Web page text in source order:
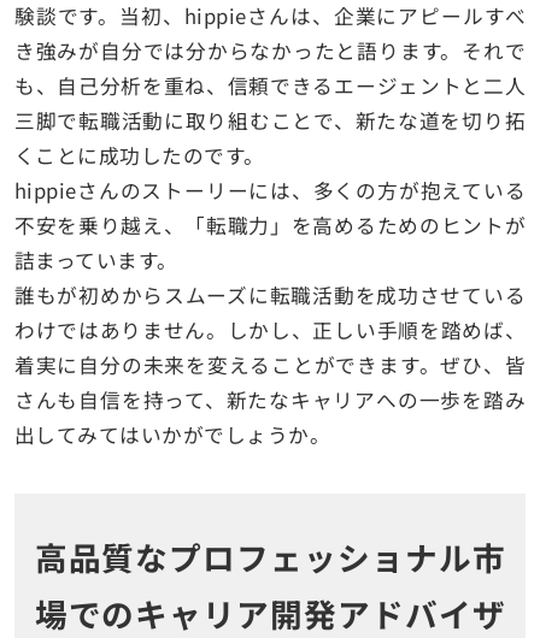
験談です。当初、hippieさんは、企業にアピールすべ
き強みが自分では分からなかったと語ります。それで
も、自己分析を重ね、信頼できるエージェントと二人
三脚で転職活動に取り組むことで、新たな道を切り拓
くことに成功したのです。
hippieさんのストーリーには、多くの方が抱えている
不安を乗り越え、「転職力」を高めるためのヒントが
詰まっています。
誰もが初めからスムーズに転職活動を成功させている
わけではありません。しかし、正しい手順を踏めば、
着実に自分の未来を変えることができます。ぜひ、皆
さんも自信を持って、新たなキャリアへの一歩を踏み
出してみてはいかがでしょうか。
高品質なプロフェッショナル市
場でのキャリア開発アドバイザ